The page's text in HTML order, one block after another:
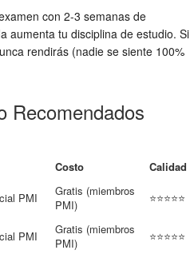
con 2-3 semanas de
aumenta tu disciplina de estudio. Si
rendirás (nadie se siente 100%
Recomendados
Costo Calidad
PMI
Gratis (miembros
PMI)
⭐⭐⭐⭐⭐
PMI
Gratis (miembros
PMI)
⭐⭐⭐⭐⭐